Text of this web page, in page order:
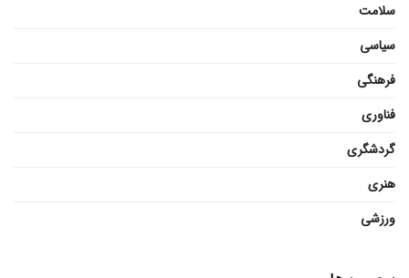
سلامت
سیاسی
فرهنگی
فناوری
گردشگری
هنری
ورزشی